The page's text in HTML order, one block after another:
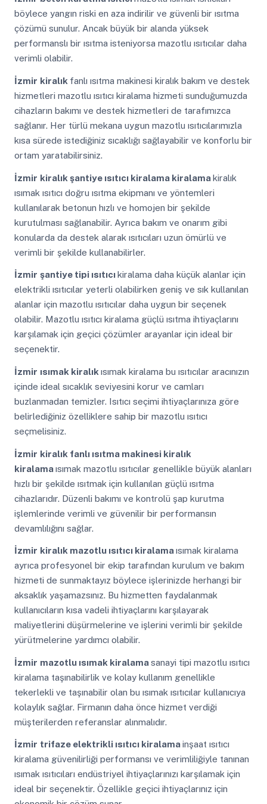
böylece yangın riski en aza indirilir ve güvenli bir ısıtma
çözümü sunulur. Ancak büyük bir alanda yüksek
performanslı bir ısıtma isteniyorsa mazotlu ısıtıcılar daha
verimli olabilir.
İzmir kiralık fanlı ısıtma makinesi kiralık bakım ve destek
hizmetleri mazotlu ısıtıcı kiralama hizmeti sunduğumuzda
cihazların bakımı ve destek hizmetleri de tarafımızca
sağlanır. Her türlü mekana uygun mazotlu ısıtıcılarımızla
kısa sürede istediğiniz sıcaklığı sağlayabilir ve konforlu bir
ortam yaratabilirsiniz.
İzmir kiralık şantiye ısıtıcı kiralama kiralamakiralık
ısımak ısıtıcı doğru ısıtma ekipmanı ve yöntemleri
kullanılarak betonun hızlı ve homojen bir şekilde
kurutulması sağlanabilir. Ayrıca bakım ve onarım gibi
konularda da destek alarak ısıtıcıları uzun ömürlü ve
verimli bir şekilde kullanabilirler.
İzmir şantiye tipi ısıtıcıkiralama daha küçük alanlar için
elektrikli ısıtıcılar yeterli olabilirken geniş ve sık kullanılan
alanlar için mazotlu ısıtıcılar daha uygun bir seçenek
olabilir. Mazotlu ısıtıcı kiralama güçlü ısıtma ihtiyaçlarını
karşılamak için geçici çözümler arayanlar için ideal bir
seçenektir.
İzmir ısımak kiralık ısımak kiralama bu ısıtıcılar aracınızın
içinde ideal sıcaklık seviyesini korur ve camları
buzlanmadan temizler. Isıtıcı seçimi ihtiyaçlarınıza göre
belirlediğiniz özelliklere sahip bir mazotlu ısıtıcı
seçmelisiniz.
İzmir kiralık fanlı ısıtma makinesi kiralık
kiralamaısımak mazotlu ısıtıcılar genellikle büyük alanları
hızlı bir şekilde ısıtmak için kullanılan güçlü ısıtma
cihazlarıdır. Düzenli bakımı ve kontrolü şap kurutma
işlemlerinde verimli ve güvenilir bir performansın
devamlılığını sağlar.
İzmir kiralık mazotlu ısıtıcı kiralamaısımak kiralama
ayrıca profesyonel bir ekip tarafından kurulum ve bakım
hizmeti de sunmaktayız böylece işlerinizde herhangi bir
aksaklık yaşamazsınız. Bu hizmetten faydalanmak
kullanıcıların kısa vadeli ihtiyaçlarını karşılayarak
maliyetlerini düşürmelerine ve işlerini verimli bir şekilde
yürütmelerine yardımcı olabilir.
İzmir mazotlu ısımak kiralamasanayi tipi mazotlu ısıtıcı
kiralama taşınabilirlik ve kolay kullanım genellikle
tekerlekli ve taşınabilir olan bu ısımak ısıtıcılar kullanıcıya
kolaylık sağlar. Firmanın daha önce hizmet verdiği
müşterilerden referanslar alınmalıdır.
İzmir trifaze elektrikli ısıtıcı kiralamainşaat ısıtıcı
kiralama güvenilirliği performansı ve verimliliğiyle tanınan
ısımak ısıtıcıları endüstriyel ihtiyaçlarınızı karşılamak için
ideal bir seçenektir. Özellikle geçici ihtiyaçlarınız için